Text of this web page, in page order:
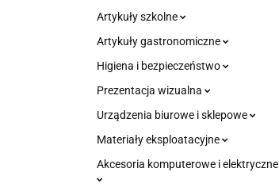
Artykuły szkolne
Artykuły gastronomiczne
Higiena i bezpieczeństwo
Prezentacja wizualna
Urządzenia biurowe i sklepowe
Materiały eksploatacyjne
Akcesoria komputerowe i elektryczne